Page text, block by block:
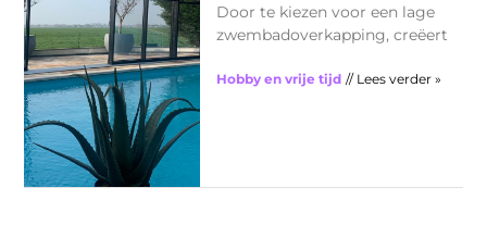
Door te kiezen voor een lage
zwembadoverkapping, creëert
Hobby en vrije tijd // Lees verder »